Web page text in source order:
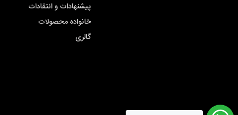
پیشنهادات و انتقادات
خانواده محصولات
گالری